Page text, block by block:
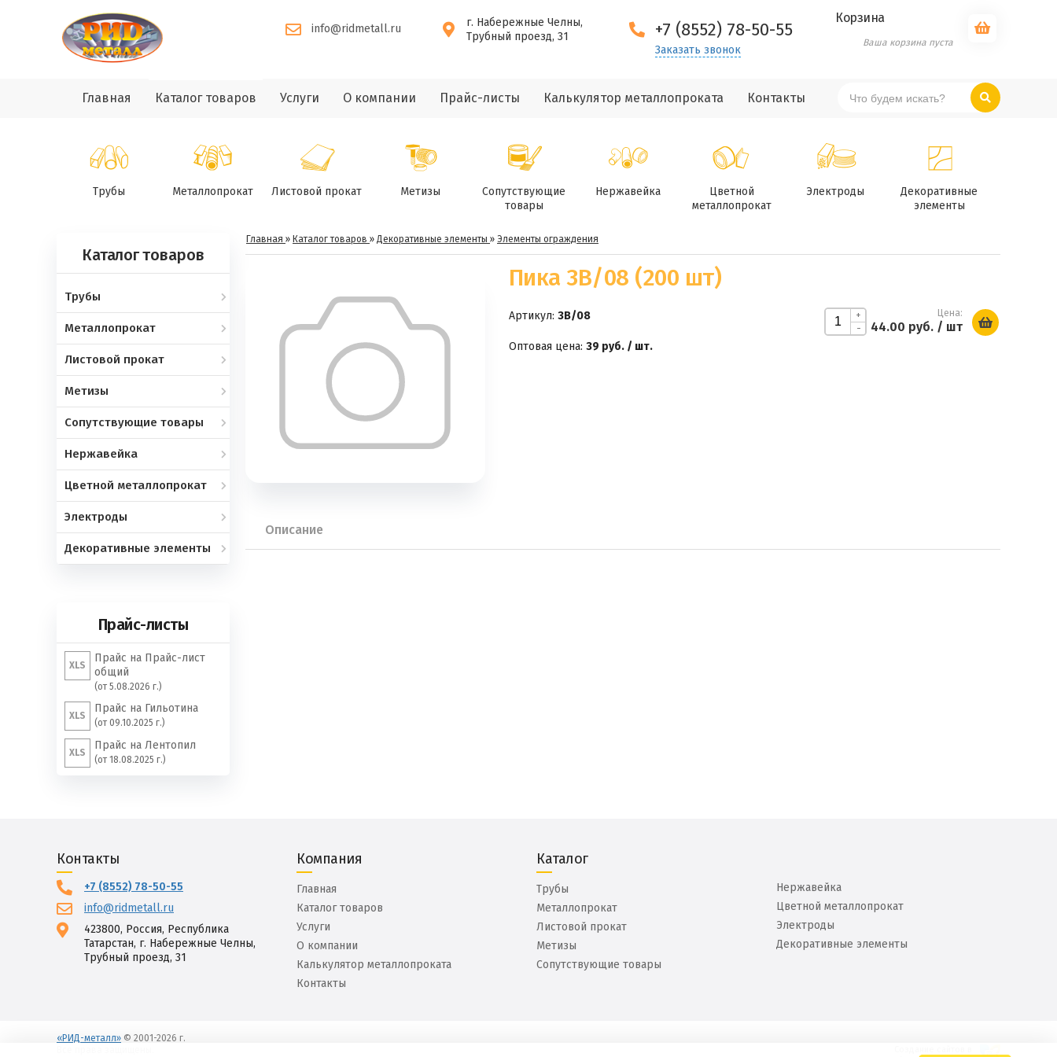
info@ridmetall.ru
г. Набережные Челны,
Трубный проезд, 31
+7 (8552) 78-50-55
Заказать звонок
Корзина
Ваша корзина пуста
Главная Каталог товаров Услуги О компании Прайс-листы Калькулятор металлопроката Контакты
Трубы Металлопрокат Листовой прокат Метизы
Сопутствующие
товары
Нержавейка
Цветной
металлопрокат
Электроды
Декоративные
элементы
Каталог товаров
Трубы
Металлопрокат
Листовой прокат
Метизы
Сопутствующие товары
Нержавейка
Цветной металлопрокат
Электроды
Декоративные элементы
Прайс-листы
XLS
Прайс на Прайс-лист
общий
(от 5.08.2026 г.)
XLS
Прайс на Гильотина
(от 09.10.2025 г.)
XLS
Прайс на Лентопил
(от 18.08.2025 г.)
Главная » Каталог товаров » Декоративные элементы » Элементы ограждения
Пика 3В/08 (200 шт)
+
-
Цена:
44.00 руб./ шт
Артикул: 3В/08
Оптовая цена: 39 руб. / шт.
Описание
Контакты
+7 (8552) 78-50-55
info@ridmetall.ru
423800, Россия, Республика
Татарстан, г. Набережные Челны,
Трубный проезд, 31
Компания
Главная
Каталог товаров
Услуги
О компании
Калькулятор металлопроката
Контакты
Каталог
Трубы
Металлопрокат
Листовой прокат
Метизы
Сопутствующие товары
Нержавейка
Цветной металлопрокат
Электроды
Декоративные элементы
«РИД-металл» © 2001-2026 г.